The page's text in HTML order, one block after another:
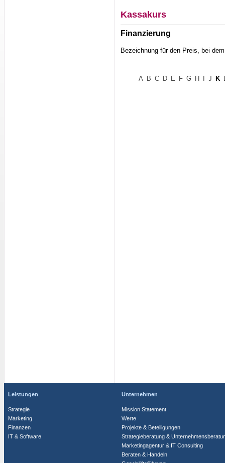
Kassakurs
Finanzierung
Bezeichnung für den Preis, bei
A B C D E F G H J K
Leistungen
Strategie
Marketing
Finanzen
IT & Software
Unternehmen
Mission Statement
Werte
Projekte & Beteiligungen
Strategieberatung &
Marketingagentur & IT Consulting
Beraten & Handeln